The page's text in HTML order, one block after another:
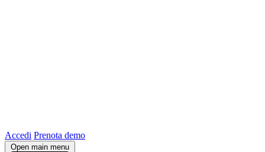
Accedi Prenota demo
Open main menu